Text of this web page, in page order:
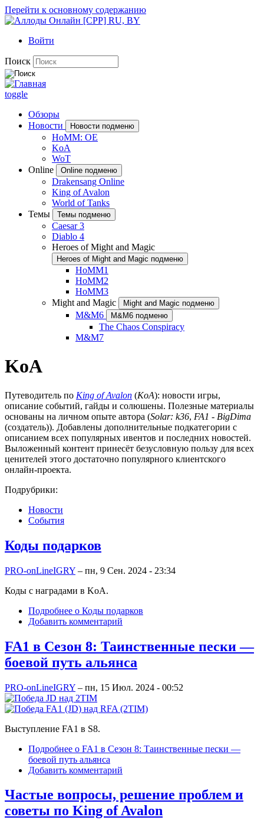
Перейти к основному содержанию
Войти
Поиск
toggle
Обзоры
Новости
Новости подменю
HoMM: OE
KoA
WoT
Online
Online подменю
Drakensang Online
King of Avalon
World of Tanks
Темы
Темы подменю
Caesar 3
Diablo 4
Heroes of Might and Magic
Heroes of Might and Magic подменю
HoMM1
HoMM2
HoMM3
Might and Magic
Might and Magic подменю
M&M6 M&M6 подменю
The Chaos Conspiracy
M&M7
KoA
Путеводитель по King of Avalon (KoA): новости игры,
описание событий, гайды и солюшены. Полезные материалы
основаны на личном опыте автора (Solar: k36, FA1 - BigDima
(создатель)). Добавлены дополнительные подкатегории с
описанием всех популярных ивентов и последних новостей.
Выложенный контент принесёт безусловную пользу для всех
ценителей этого достаточно популярного клиентского
онлайн-проекта.
Подрубрики:
Новости
События
Коды подарков
PRO-onLineIGRY – пн, 9 Сен. 2024 - 23:34
Коды с наградами в KoA.
Подробнее о Коды подарков
Добавить комментарий
FA1 в Сезон 8: Таинственные пески —
боевой путь альянса
PRO-onLineIGRY – пн, 15 Июл. 2024 - 00:52
Выступление FA1 в S8.
Подробнее о FA1 в Сезон 8: Таинственные пески —
боевой путь альянса
Добавить комментарий
Частые вопросы, решение проблем и
советы по King of Avalon